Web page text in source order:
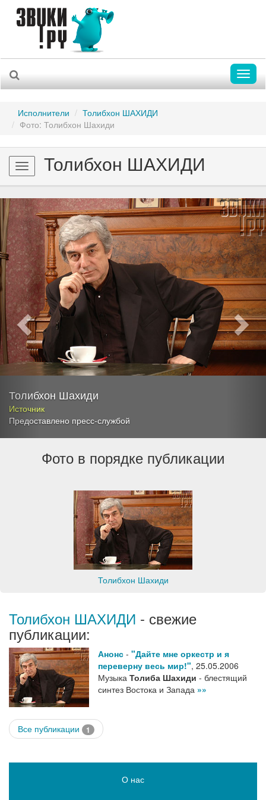
Исполнители
Толибхон ШАХИДИ
Фото: Толибхон Шахиди
Toggle
navigation
Толибхон ШАХИДИ
Толибхон Шахиди
Источник
Предоставлено пресс-службой
Previous
Фото в порядке публикации
Толибхон Шахиди
Толибхон ШАХИДИ - свежие
публикации:
Анонс - "Дайте мне оркестр и я
переверну весь мир!", 25.05.2006
Музыка Толиба Шахиди - блестящий
синтез Востока и Запада »»
Все публикации 1
О нас